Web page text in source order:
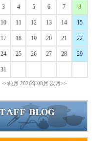
3 4 5 6 7 8
10 11 12 13 14 15
17 18 19 20 21 22
24 25 26 27 28 29
31
<<前月 2026年08月 次月>>